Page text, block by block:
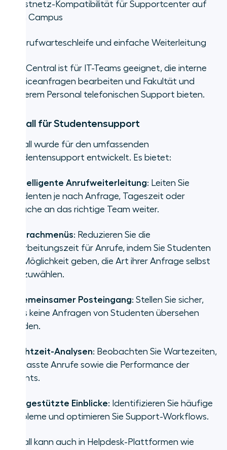
Festnetz-Kompatibilität für Supportcenter auf
dem Campus
Anrufwarteschleife und einfache Weiterleitung
RingCentral ist für IT-Teams geeignet, die interne
Serviceanfragen bearbeiten und Fakultät und
anderem Personal telefonischen Support bieten.
Aircall für Studentensupport
Aircall wurde für den umfassenden
Studentensupport entwickelt. Es bietet:
Intelligente Anrufweiterleitung: Leiten Sie
Studenten je nach Anfrage, Tageszeit oder
Sprache an das richtige Team weiter.
Sprachmenüs: Reduzieren Sie die
Bearbeitungszeit für Anrufe, indem Sie Studenten
die Möglichkeit geben, die Art ihrer Anfrage selbst
auszuwählen.
Gemeinsamer Posteingang: Stellen Sie sicher,
dass keine Anfragen von Studenten übersehen
werden.
Echtzeit-Analysen: Beobachten Sie Wartezeiten,
verpasste Anrufe sowie die Performance der
Agents.
KI-gestützte Einblicke: Identifizieren Sie häufige
Probleme und optimieren Sie Support-Workflows.
Aircall kann auch in Helpdesk-Plattformen wie